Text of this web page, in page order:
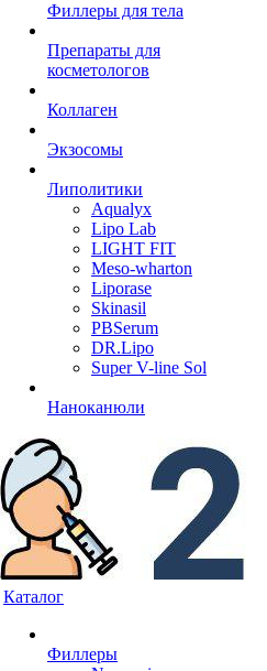
Филлеры для тела
Препараты для
косметологов
Коллаген
Экзосомы
Липолитики
Aqualyx
Lipo Lab
LIGHT FIT
Meso-wharton
Liporase
Skinasil
PBSerum
DR.Lipo
Super V-line Sol
Наноканюли
Каталог
Филлеры